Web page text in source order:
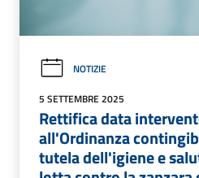
NOTIZIE
5 SETTEMBRE 2025
Rettifica data
all'Ordinanza
tutela dell'igiene e